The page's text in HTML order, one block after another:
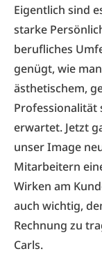
Eigentlich sind
starke
berufliches
genügt, wie
ästhetischem,
Professionalität
erwartet. Jetzt
unser Image
Mitarbeitern
Wirken am
auch wichtig,
Rechnung zu
Carls.